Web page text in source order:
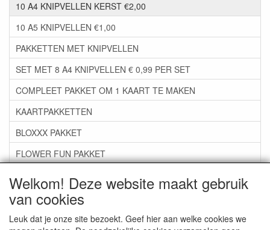
Welkom! Deze website maakt gebruik
van cookies
Leuk dat je onze site bezoekt. Geef hier aan welke cookies we
10 A4 KNIPVELLEN KERST €2,00
10 A5 KNIPVELLEN €1,00
PAKKETTEN MET KNIPVELLEN
SET MET 8 A4 KNIPVELLEN € 0,99 PER SET
COMPLEET PAKKET OM 1 KAART TE MAKEN
KAARTPAKKETTEN
BLOXXX PAKKET
FLOWER FUN PAKKET
***GROEP 06*** TAPE/LIJM SNIJMALLEN STEMPELS
***GROEP 07*** KAARTEN +SCRAP TOEBEHOREN
***GROEP 08*** TEKENEN EN KLEUREN, GELPEN,MARKER